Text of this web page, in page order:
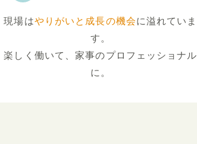
現場はやりがいと成長の機会に溢れていま
す。
楽しく働いて、家事のプロフェッショナル
に。